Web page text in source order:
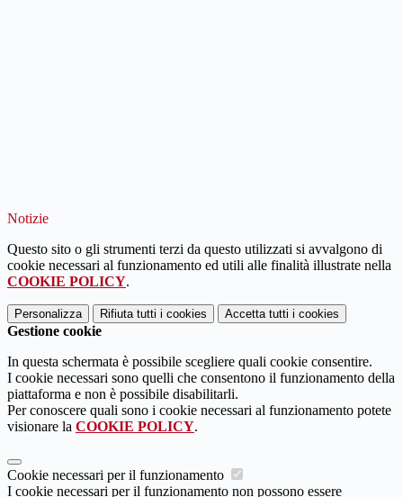
Notizie
Questo sito o gli strumenti terzi da questo utilizzati si avvalgono di
cookie necessari al funzionamento ed utili alle finalità illustrate nella
COOKIE POLICY.
Personalizza Rifiuta tutti i cookies Accetta tutti i cookies
Gestione cookie
In questa schermata è possibile scegliere quali cookie consentire.
I cookie necessari sono quelli che consentono il funzionamento della
piattaforma e non è possibile disabilitarli.
Per conoscere quali sono i cookie necessari al funzionamento potete
visionare la COOKIE POLICY.
Cookie necessari per il funzionamento
I cookie necessari per il funzionamento non possono essere